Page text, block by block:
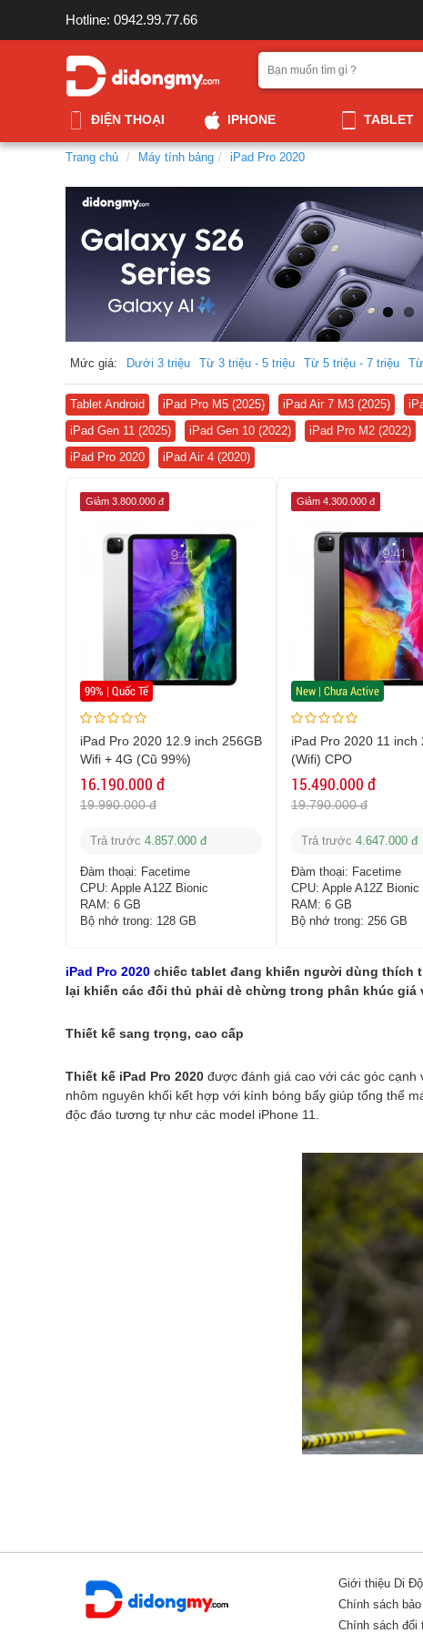
Hotline: 0942.99.77.66
ĐIỆN THOẠI IPHONE TABLET
Trang chủ Máy tính bảng iPad Pro 2020
Mức giá: Dưới 3 triệu Từ 3 triệu - 5 triệu Từ 5 triệu - 7 triệu
Tablet Android iPad Pro M5 (2025) iPad Air 7 M3 (2025)
iPad Gen 11 (2025)
iPad Gen 10 (2022) iPad Pro M2 (2022)
iPad Pro 2020
iPad Air 4 (2020)
99% | Quốc Tế
Giảm 3.800.000 đ
iPad Pro 2020 12.9 inch 256GB
Wifi + 4G (Cũ 99%)
16.190.000 đ
19.990.000 đ
Trả trước 4.857.000 đ
Đàm thoại: Facetime
CPU: Apple A12Z Bionic
RAM: 6 GB
Bộ nhớ trong: 128 GB
New | Chưa Active
Giảm 4.300.000 đ
iPad Pro 2020 11 inch
(Wifi) CPO
15.490.000 đ
19.790.000 đ
Trả trước 4.647.000 đ
Đàm thoại: Facetime
CPU: Apple A12Z Bionic
RAM: 6 GB
Bộ nhớ trong: 256 GB
iPad Pro 2020 chiếc tablet đang khiến người dùng thích
lại khiến các đối thủ phải dè chừng trong phân khúc giá
Thiết kế sang trọng, cao cấp
Thiết kế iPad Pro 2020 được đánh giá cao với các góc
nhôm nguyên khối kết hợp với kính bóng bẩy giúp tổng thể
độc đáo tương tự như các model iPhone 11.
biệt. Tóm lại mọi thứ trên iPad Pro 2020 điều được chăm
Tích hợp phụ kiện bàn phím và Apple Pencil ấn tượng
Giới thiệu Di
Chính sách
Chính sách đổi